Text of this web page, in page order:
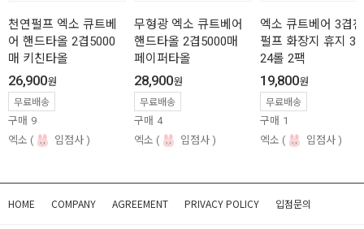
천연펄프 엑소 큐트베
어 핸드타올 2겹5000
매 키친타올
26,900원
무료배송
구매 9
엑소
입점사
무형광 엑소 큐트베어
핸드타올 2겹5000매
페이퍼타올
28,900원
무료배송
구매 4
엑소
입점사
엑소 큐트베어 3겹
펄프 화장지 휴지
24롤 2팩
19,800원
무료배송
구매 1
엑소
입점사
HOME COMPANY AGREEMENT PRIVACY POLICY 입점문의